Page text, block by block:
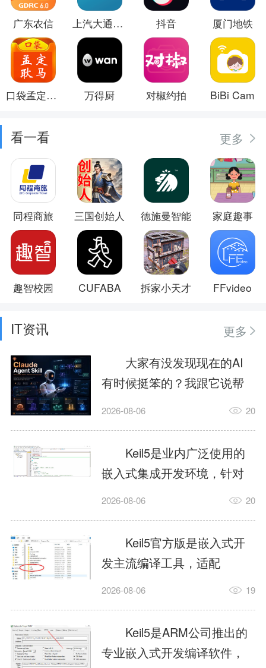
广东农信 上汽大通MAXUS 抖音 厦门地铁
口袋孟定耿马 万得厨 对椒约拍 BiBi Cam
看一看 更多
同程商旅 三国创始人 德施曼智能 家庭趣事
趣智校园 CUFABA 拆家小天才 FFvideo
IT资讯
更多
大家有没发现现在的AI
有时候挺笨的？我跟它说帮
我订个明天早上的闹钟，它
这样？因为AI，就是个只会
耍嘴皮子的书呆子。它脑子
里有海量知识，但没有真正
激发出来实力。而
AgentSkill，就是给AI大脑装
上的一双机械手，它真的能
解决很多问题。1什么是
AgentSkillSkill指...
2026-08-06 20
Keil5是业内广泛使用的
嵌入式集成开发环境，针对
ARM、51内核单片机提供编
力，代码编译稳定，调试工
具成熟，大量开源项目基于
该平台开发。新项目需要单
独下载对应芯片支持包，新
手配置难度较高，正版商业
授权费用不菲，未授权版本
存在程序容量限制，适合硬
2026-08-06 20
Keil5官方版是嵌入式开
发主流编译工具，适配
STM32、51单片机等多款芯
在线调试、代码仿真，兼容
众多厂商芯片安装包。软件
需要手动添加器件库，初次
2026-08-06 19
Keil5是ARM公司推出的
专业嵌入式开发编译软件，